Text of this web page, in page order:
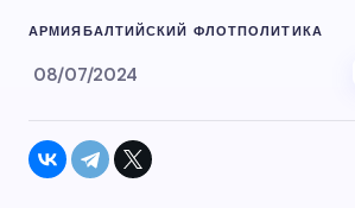
АРМИЯБАЛТИЙСКИЙ ФЛОТПОЛИТИКА
08/07/2024